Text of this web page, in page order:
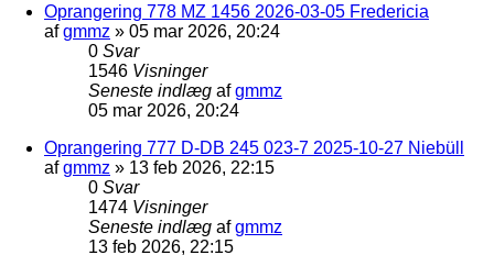
Oprangering 778 MZ 1456 2026-03-05 Fredericia
afgmmz » 05 mar 2026, 20:24
0 Svar
1546 Visninger
Seneste indlæg afgmmz
05 mar 2026, 20:24
Oprangering 777 D-DB 245 023-7 2025-10-27 Niebüll
afgmmz » 13 feb 2026, 22:15
0 Svar
1474 Visninger
Seneste indlæg afgmmz
13 feb 2026, 22:15